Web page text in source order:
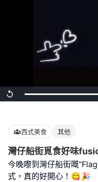
Replay
西式美食 其他
灣仔船街覓食好味
今晚嚟到灣仔船街嘅
式，真的好開心！😋🎉